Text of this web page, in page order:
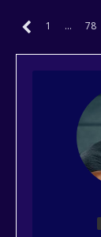
1 … 78